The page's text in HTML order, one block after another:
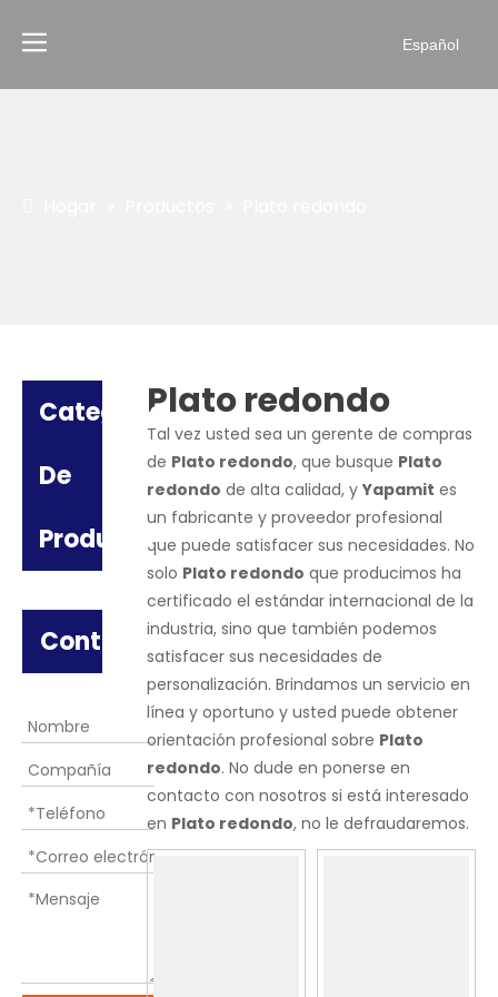
Español
Categoria
De
Producto
Contáctenos
Plato redondo
Tal vez usted sea un gerente de compras
de Plato redondo, que busque Plato
redondo de alta calidad, yYapamit es
un fabricante y proveedor profesional
que puede satisfacer sus necesidades. No
solo Plato redondo que producimos ha
certificado el estándar internacional de la
industria, sino que también podemos
satisfacer sus necesidades de
personalización. Brindamos un servicio en
línea y oportuno y usted puede obtener
orientación profesional sobre Plato
redondo. No dude en ponerse en
contacto con nosotros si está interesado
en Plato redondo, no le defraudaremos.